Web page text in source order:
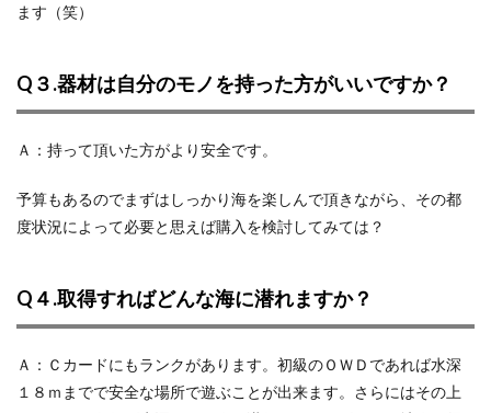
ます（笑）
Q３.器材は自分のモノを持った方がいいですか？
Ａ：持って頂いた方がより安全です。
予算もあるのでまずはしっかり海を楽しんで頂きながら、その都
度状況によって必要と思えば購入を検討してみては？
Q４.取得すればどんな海に潜れますか？
Ａ：Ｃカードにもランクがあります。初級のＯＷＤであれば水深
１８ｍまでで安全な場所で遊ぶことが出来ます。さらにはその上